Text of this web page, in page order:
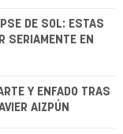
DE SOL: ESTAS
SERIAMENTE EN
Y ENFADO TRAS
AIZPÚN